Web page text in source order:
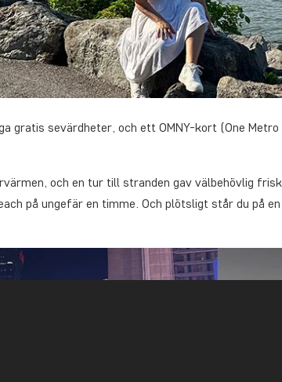
gratis sevärdheter, och ett OMNY-kort (One
och en tur till stranden gav välbehövlig
på ungefär en timme. Och plötsligt står du på